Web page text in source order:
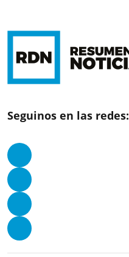
Seguinos en las redes: